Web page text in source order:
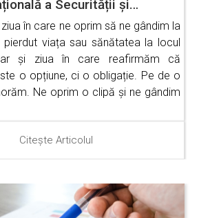
a Securității și…
în care ne oprim să ne gândim la
viața sau sănătatea la locul
și ziua în care reafirmăm că
o opțiune, ci o obligație. Pe de o
Ne oprim o clipă și ne gândim
Citește Articolul